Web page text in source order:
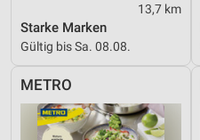
13,7 km
Starke Marken
Gültig bis Sa. 08.08.
METRO